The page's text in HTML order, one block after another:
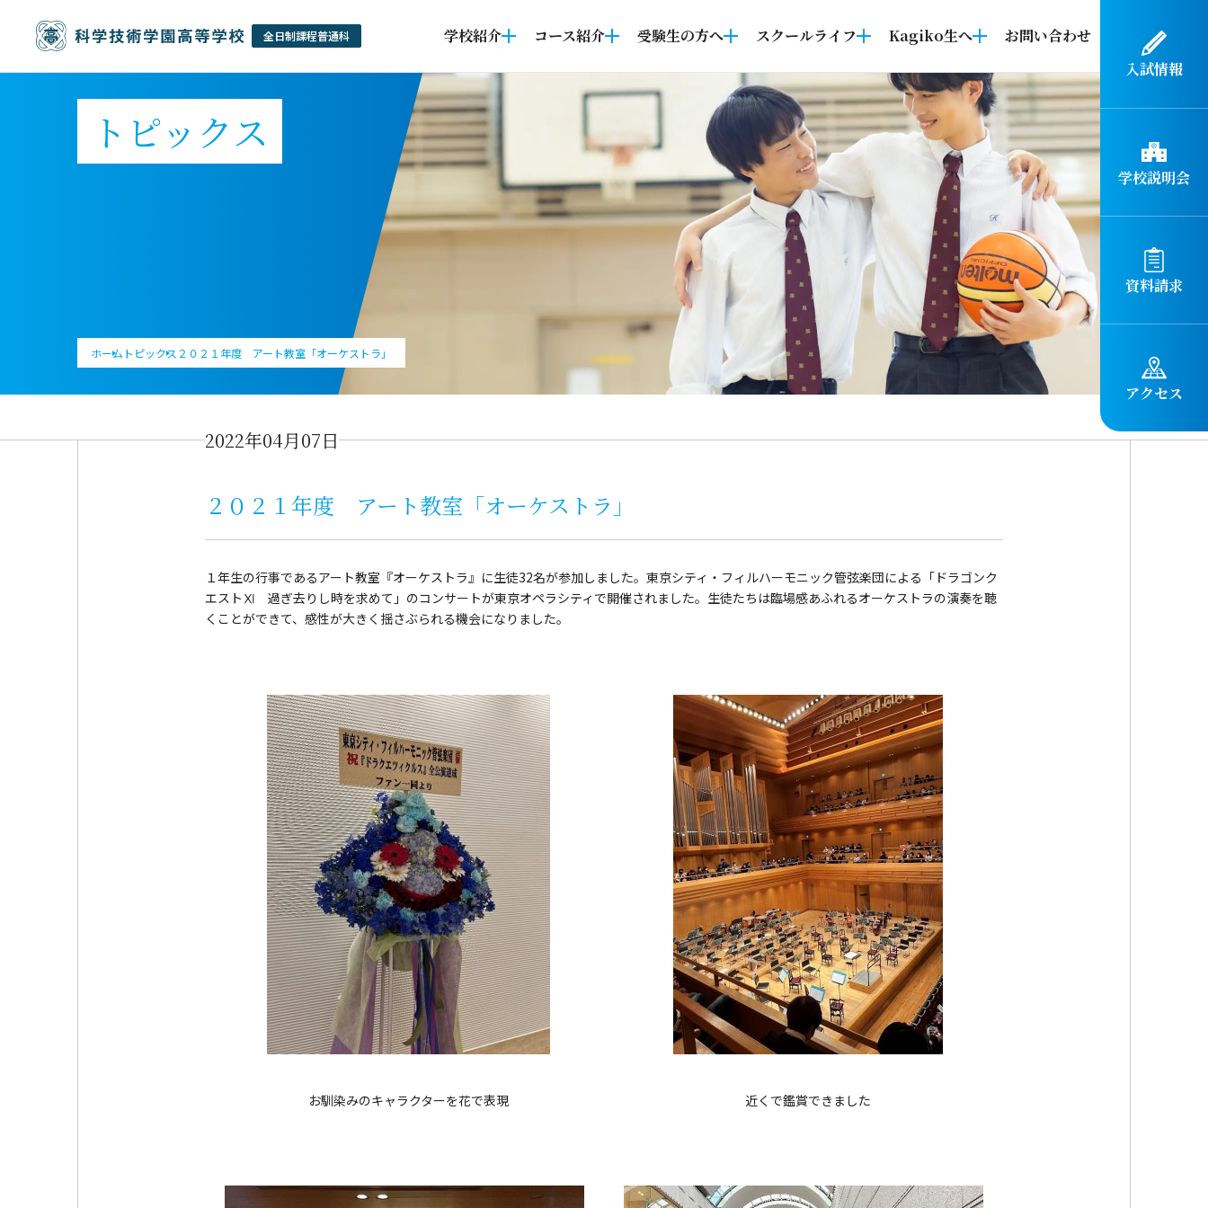
入試情報
学校説明会
資料請求
アクセス
学校紹介 コース紹介 受験生の方へ スクールライフ Kagiko生へ お問い合わせ
トピックス
ホーム トピックス ２０２１年度 アート教室「オーケストラ」
2022年04月07日
２０２１年度 アート教室「オーケストラ」
１年生の行事であるアート教室『オーケストラ』に生徒32名が参加しました。東京シティ・フィルハーモニック管弦楽団による「ドラゴンク
エストⅪ 過ぎ去りし時を求めて」のコンサートが東京オペラシティで開催されました。生徒たちは臨場感あふれるオーケストラの演奏を聴
くことができて、感性が大きく揺さぶられる機会になりました。
お馴染みのキャラクターを花で表現 近くで鑑賞できました